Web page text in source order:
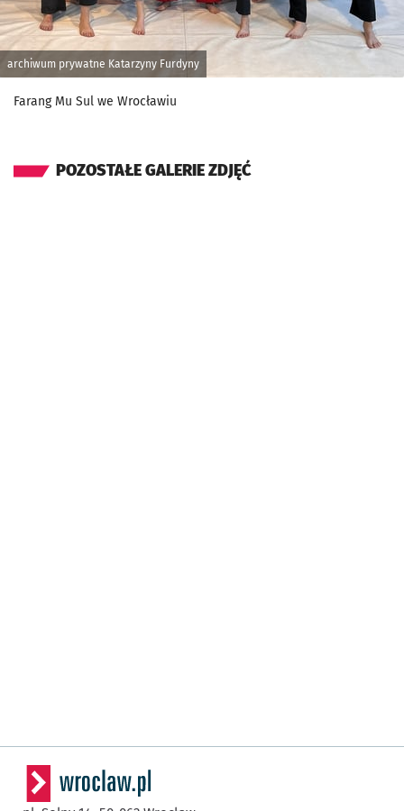
archiwum prywatne Katarzyny Furdyny
Farang Mu Sul we Wrocławiu
POZOSTAŁE GALERIE ZDJĘĆ